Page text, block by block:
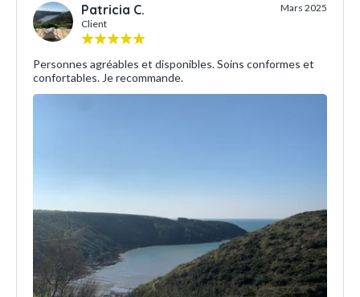
Patricia C.
Client
Mars 2025
Personnes agréables et disponibles. Soins conformes et
confortables. Je recommande.